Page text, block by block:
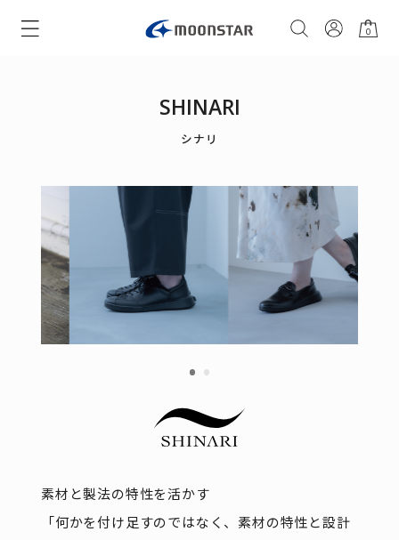
0
SHINARI
シナリ
素材と製法の特性を活かす
「何かを付け足すのではなく、素材の特性と設計